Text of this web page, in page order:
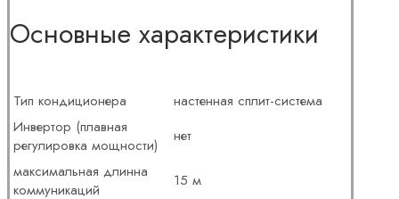
Основные характеристики
Тип кондиционера
настенная сплит-система
Инвертор (плавная
регулировка мощности)
нет
максимальная длинна
коммуникаций
15 м